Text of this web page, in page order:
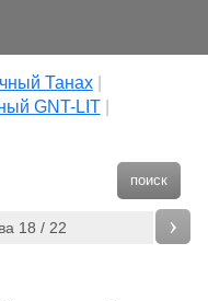
Танах|
GNT-LIT|
поиск
18 / 22 ›